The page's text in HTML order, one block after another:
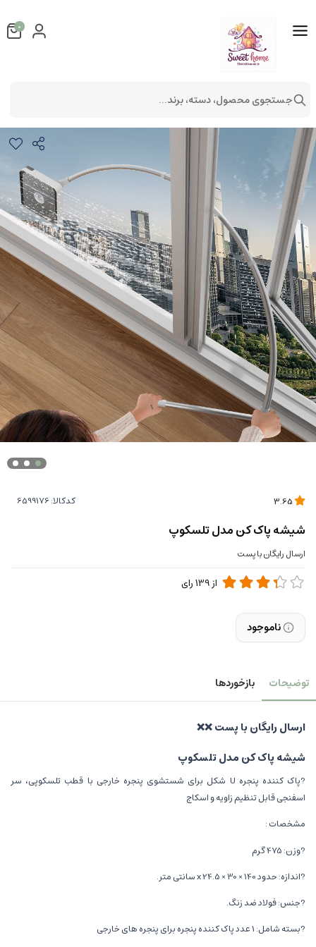
کدکالا:
شیشه پاک کن مدل تلسکوپ
ارسال رایگان با پست
از139رای
ناموجود
توضیحات بازخوردها
ارسال رایگان با پست ❌❌
شیشه پاک کن مدل تلسکوپ
?پاک کننده پنجره U شکل برای شستشوی پنجره خارجی با قطب تلسکوپی، سر
اسفنجی قابل تنظیم زاویه و اسکاج
مشخصات :
?وزن: 475 گرم
?اندازه: حدود 140 × 30 × x 24.5 سانتی متر.
?جنس: فولاد ضد زنگ.
?بسته شامل: 1 عدد پاک کننده پنجره برای پنجره های خارجی
0
جستجوی محصول، دسته، برند...